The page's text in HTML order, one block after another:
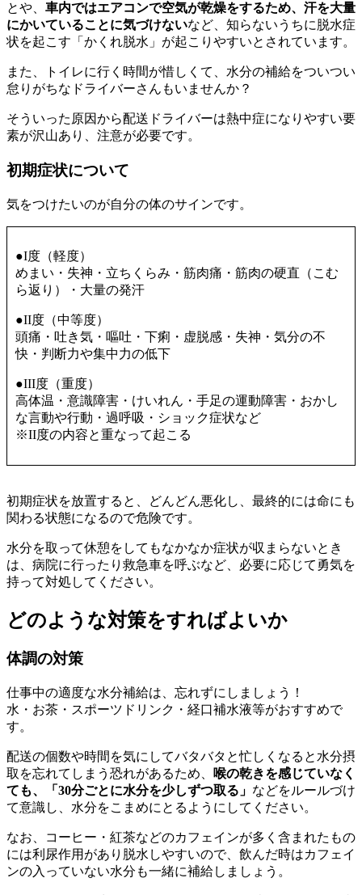
とや、 車内ではエアコンで空気が乾燥をするため、汗を大量
にかいていることに気づけないなど、知らないうちに脱水症
状を起こす「かくれ脱水」が起こりやすいとされています。
また、トイレに行く時間が惜しくて、水分の補給をついつい
怠りがちなドライバーさんもいませんか？
そういった原因から配送ドライバーは熱中症になりやすい要
素が沢山あり、注意が必要です。
初期症状について
気をつけたいのが自分の体のサインです。
●I度（軽度）
めまい・失神・立ちくらみ・筋肉痛・筋肉の硬直（こむ
ら返り）・大量の発汗
●II度（中等度）
頭痛・吐き気・嘔吐・下痢・虚脱感・失神・気分の不
快・判断力や集中力の低下
●III度（重度）
高体温・意識障害・けいれん・手足の運動障害・おかし
な言動や行動・過呼吸・ショック症状など
※II度の内容と重なって起こる
初期症状を放置すると、どんどん悪化し、最終的には命にも
関わる状態になるので危険です。
水分を取って休憩をしてもなかなか症状が収まらないとき
は、病院に行ったり救急車を呼ぶなど、必要に応じて勇気を
持って対処してください。
どのような対策をすればよいか
体調の対策
仕事中の適度な水分補給は、忘れずにしましょう！
水・お茶・スポーツドリンク・経口補水液等がおすすめで
す。
配送の個数や時間を気にしてバタバタと忙しくなると水分摂
取を忘れてしまう恐れがあるため、
喉の乾きを感じていなく
ても、「30分ごとに水分を少しずつ取る」 などをルールづけ
て意識し、水分をこまめにとるようにしてください。
なお、コーヒー・紅茶などのカフェインが多く含まれたもの
には利尿作用があり脱水しやすいので、飲んだ時はカフェイ
ンの入っていない水分も一緒に補給しましょう。